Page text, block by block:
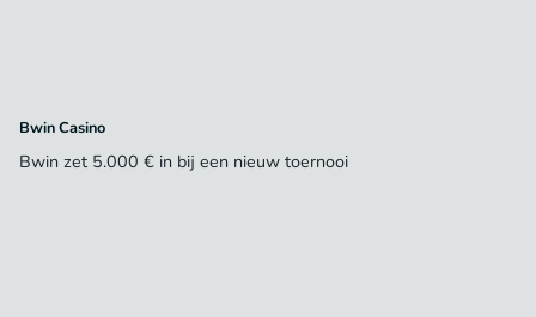
Bwin Casino
Bwin zet 5.000 € in bij een nieuw toernooi